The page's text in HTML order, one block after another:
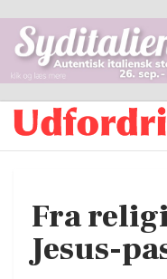
Fra
Jesus-